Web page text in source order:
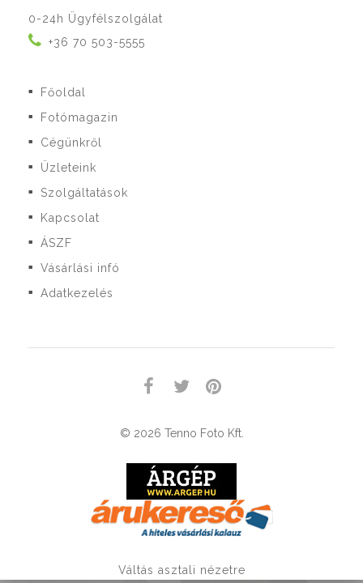
0-24h Ügyfélszolgálat
+36 70 503-5555
■ Főoldal
■ Fotómagazin
■ Cégünkről
■ Üzleteink
■ Szolgáltatások
■ Kapcsolat
■ ÁSZF
■ Vásárlási infó
■ Adatkezelés
© 2026 Tenno Foto Kft.
Váltás asztali nézetre